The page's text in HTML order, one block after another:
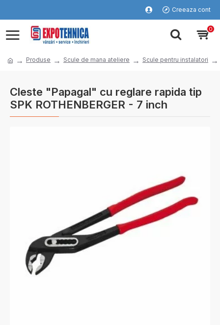
Creeaza cont
0
Produse Scule de mana ateliere Scule pentru instalatori
Cleste "Papagal" cu reglare rapida tip
SPK ROTHENBERGER - 7 inch